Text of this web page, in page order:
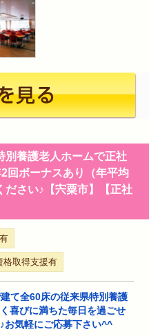
養護老人ホームで正社
回ボーナスあり（年平均
ださい♪【宍粟市】【正社
格取得支援有
て全60床の従来県特別養護
喜びに満ちた毎日を過ごせ
お気軽にご応募下さい^^